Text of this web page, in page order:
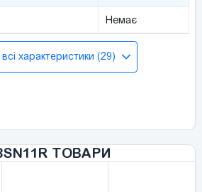
Немає
характеристики (29)
ТОВАРИ